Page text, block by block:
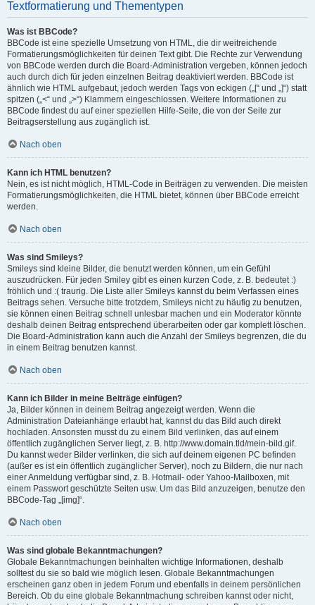
Textformatierung und Thementypen
Was ist BBCode?
BBCode ist eine spezielle Umsetzung von HTML, die dir weitreichende
Formatierungsmöglichkeiten für deinen Text gibt. Die Rechte zur Verwendung
von BBCode werden durch die Board-Administration vergeben, können jedoch
auch durch dich für jeden einzelnen Beitrag deaktiviert werden. BBCode ist
ähnlich wie HTML aufgebaut, jedoch werden Tags von eckigen („[“ und „]“) statt
spitzen („<“ und „>“) Klammern eingeschlossen. Weitere Informationen zu
BBCode findest du auf einer speziellen Hilfe-Seite, die von der Seite zur
Beitragserstellung aus zugänglich ist.
Nach oben
Kann ich HTML benutzen?
Nein, es ist nicht möglich, HTML-Code in Beiträgen zu verwenden. Die meisten
Formatierungsmöglichkeiten, die HTML bietet, können über BBCode erreicht
werden.
Nach oben
Was sind Smileys?
Smileys sind kleine Bilder, die benutzt werden können, um ein Gefühl
auszudrücken. Für jeden Smiley gibt es einen kurzen Code, z. B. bedeutet :)
fröhlich und :( traurig. Die Liste aller Smileys kannst du beim Verfassen eines
Beitrags sehen. Versuche bitte trotzdem, Smileys nicht zu häufig zu benutzen,
sie können einen Beitrag schnell unlesbar machen und ein Moderator könnte
deshalb deinen Beitrag entsprechend überarbeiten oder gar komplett löschen.
Die Board-Administration kann auch die Anzahl der Smileys begrenzen, die du
in einem Beitrag benutzen kannst.
Nach oben
Kann ich Bilder in meine Beiträge einfügen?
Ja, Bilder können in deinem Beitrag angezeigt werden. Wenn die
Administration Dateianhänge erlaubt hat, kannst du das Bild auch direkt
hochladen. Ansonsten musst du zu einem Bild verlinken, das auf einem
öffentlich zugänglichen Server liegt, z. B. http://www.domain.tld/mein-bild.gif.
Du kannst weder Bilder verlinken, die sich auf deinem eigenen PC befinden
(außer es ist ein öffentlich zugänglicher Server), noch zu Bildern, die nur nach
einer Anmeldung verfügbar sind, z. B. Hotmail- oder Yahoo-Mailboxen, mit
einem Passwort geschützte Seiten usw. Um das Bild anzuzeigen, benutze den
BBCode-Tag „[img]“.
Nach oben
Was sind globale Bekanntmachungen?
Globale Bekanntmachungen beinhalten wichtige Informationen, deshalb
solltest du sie so bald wie möglich lesen. Globale Bekanntmachungen
erscheinen ganz oben in jedem Forum und ebenfalls in deinem persönlichen
Bereich. Ob du eine globale Bekanntmachung schreiben kannst oder nicht,